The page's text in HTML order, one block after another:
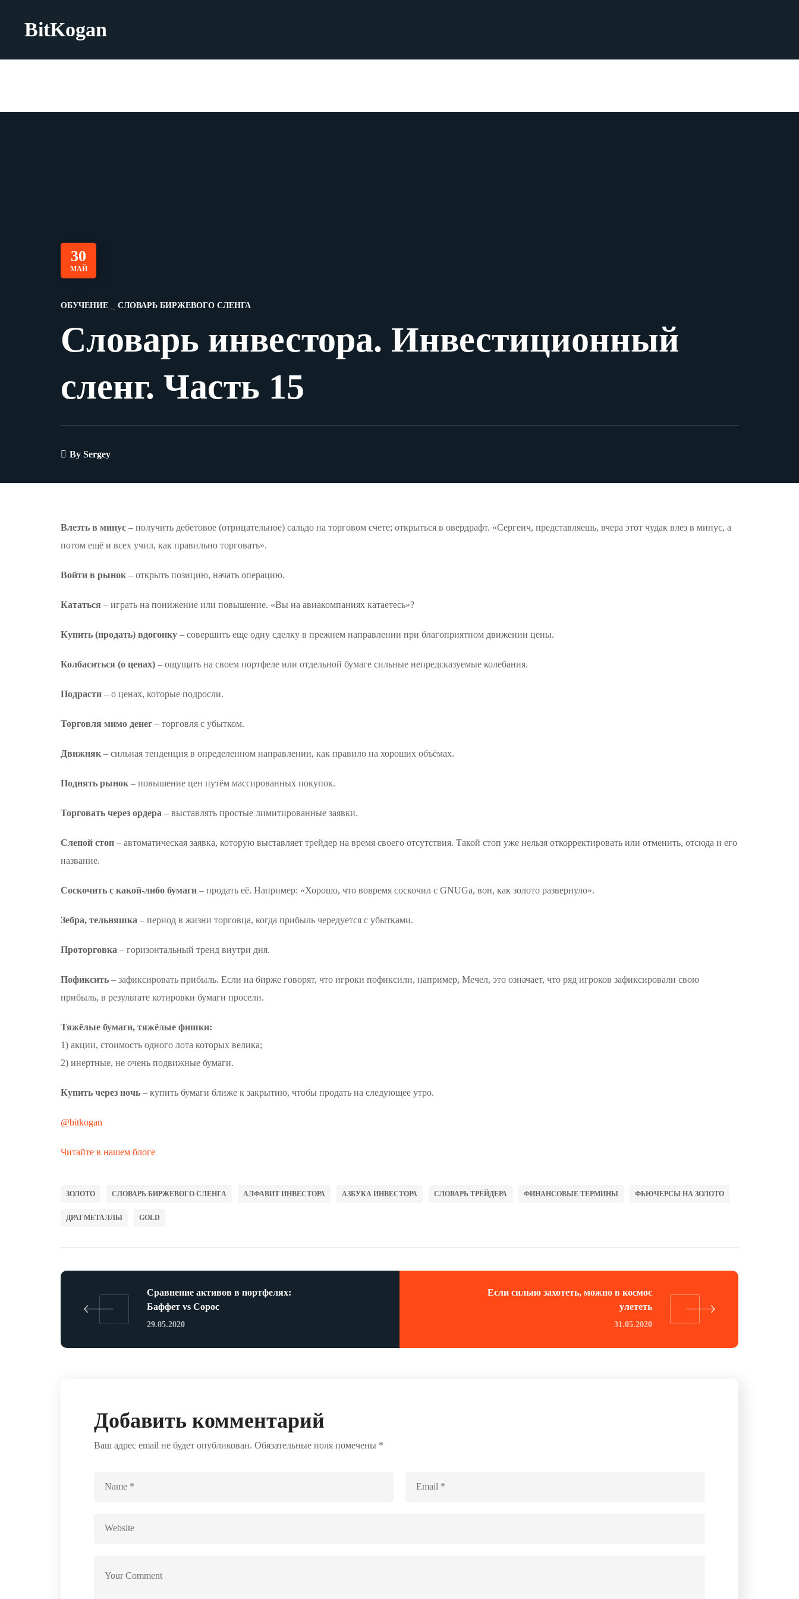
BitKogan
30
МАЙ
ОБУЧЕНИЕ СЛОВАРЬ БИРЖЕВОГО СЛЕНГА
Словарь инвестора. Инвестиционный
сленг. Часть 15
By Sergey
Влезть в минус – получить дебетовое (отрицательное) сальдо на торговом счете; открыться в овердрафт. «Сергеич, представляешь, вчера этот чудак влез в минус, а
потом ещё и всех учил, как правильно торговать».
Войти в рынок – открыть позицию, начать операцию.
Кататься – играть на понижение или повышение. «Вы на авиакомпаниях катаетесь»?
Купить (продать) вдогонку – совершить еще одну сделку в прежнем направлении при благоприятном движении цены.
Колбаситься (о ценах) – ощущать на своем портфеле или отдельной бумаге сильные непредсказуемые колебания.
Подрасти – о ценах, которые подросли.
Торговля мимо денег – торговля с убытком.
Движняк – сильная тенденция в определенном направлении, как правило на хороших объёмах.
Поднять рынок – повышение цен путём массированных покупок.
Торговать через ордера – выставлять простые лимитированные заявки.
Слепой стоп – автоматическая заявка, которую выставляет трейдер на время своего отсутствия. Такой стоп уже нельзя откорректировать или отменить, отсюда и его
название.
Соскочить с какой-либо бумаги – продать её. Например: «Хорошо, что вовремя соскочил с GNUGa, вон, как золото развернуло».
Зебра, тельняшка – период в жизни торговца, когда прибыль чередуется с убытками.
Проторговка – горизонтальный тренд внутри дня.
Пофиксить – зафиксировать прибыль. Если на бирже говорят, что игроки пофиксили, например, Мечел, это означает, что ряд игроков зафиксировали свою
прибыль, в результате котировки бумаги просели.
Тяжёлые бумаги, тяжёлые фишки:
1) акции, стоимость одного лота которых велика;
2) инертные, не очень подвижные бумаги.
Купить через ночь – купить бумаги ближе к закрытию, чтобы продать на следующее утро.
@bitkogan
Читайте в нашем блоге
ЗОЛОТО СЛОВАРЬ БИРЖЕВОГО СЛЕНГА АЛФАВИТ ИНВЕСТОРА АЗБУКА ИНВЕСТОРА СЛОВАРЬ ТРЕЙДЕРА ФИНАНСОВЫЕ ТЕРМИНЫ ФЬЮЧЕРСЫ НА ЗОЛОТО
ДРАГМЕТАЛЛЫ GOLD
Сравнение активов в портфелях:
Баффет vs Сорос
29.05.2020
Если сильно захотеть, можно в космос
улететь
31.05.2020
Добавить комментарий
Ваш адрес email не будет опубликован. Обязательные поля помечены *